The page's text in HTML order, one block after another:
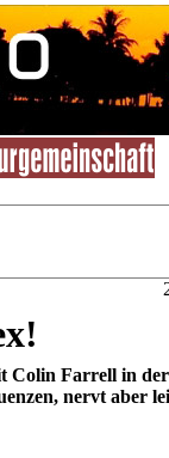
Colin Farrell in der
nervt aber